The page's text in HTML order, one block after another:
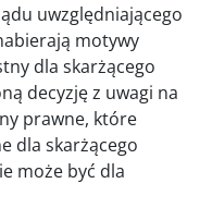
uwzględniającego
motywy
dla skarżącego
decyzję z uwagi na
prawne, które
dla skarżącego
może być dla